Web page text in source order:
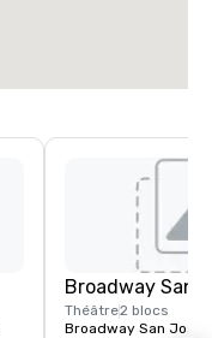
Broadway San
Théâtre2 blocs
Broadway San